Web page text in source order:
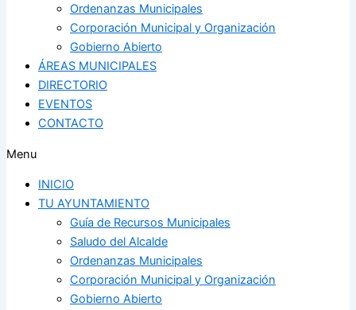
Ordenanzas Municipales
Corporación Municipal y Organización
Gobierno Abierto
ÁREAS MUNICIPALES
DIRECTORIO
EVENTOS
CONTACTO
Menu
INICIO
TU AYUNTAMIENTO
Guía de Recursos Municipales
Saludo del Alcalde
Ordenanzas Municipales
Corporación Municipal y Organización
Gobierno Abierto